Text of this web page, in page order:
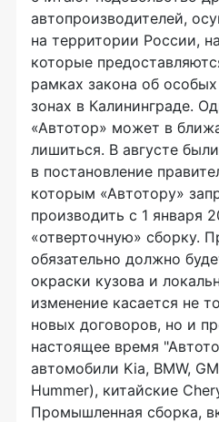
автопроизводителей,
на территории России,
которые
рамках закона об
зонах в Калининграде.
«Автотор» может в
лишиться. В августе
в постановление
которым «Автотору»
производить с 1 января
«отверточную» сборку.
обязательно должно
окраски кузова и
изменение касается не
новых договоров, но и
настоящее время
автомобили Kia, BMW,
Hummer), китайские
Промышленная сборка,